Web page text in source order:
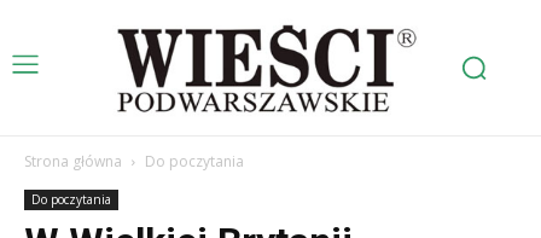
Strona główna Do poczytania
Do poczytania